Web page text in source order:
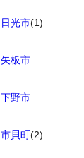
日光市(1)
矢板市
下野市
市貝町(2)